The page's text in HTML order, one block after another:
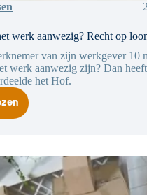
werk aanwezig? Recht op
van zijn werkgever 10
werk aanwezig zijn? Dan
het Hof.